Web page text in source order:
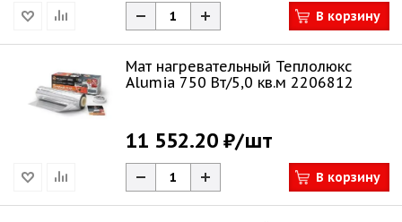
В корзину
Мат нагревательный Теплолюкс
Alumia 750 Вт/5,0 кв.м 2206812
11 552.20 ₽/шт
В корзину